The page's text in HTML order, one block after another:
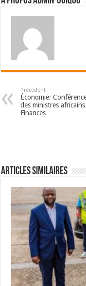
Précédent
Économie:
des ministres
Finances
Articles Similaires